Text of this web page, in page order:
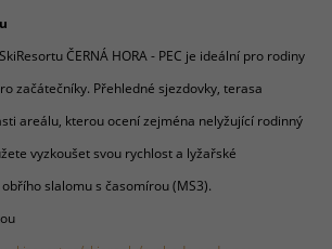
ČERNÁ HORA - PEC je ideální pro rodiny
začátečníky. Přehledné sjezdovky, terasa
areálu, kterou ocení zejména nelyžující rodinný
vyzkoušet svou rychlost a lyžařské
slalomu s časomírou (MS3).